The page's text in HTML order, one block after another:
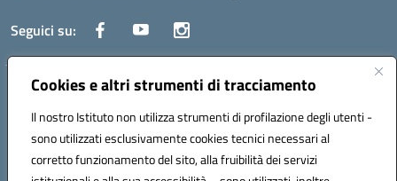
Cookies e altri strumenti di tracciamento
Il nostro Istituto non utilizza strumenti di profilazione degli utenti -
sono utilizzati esclusivamente cookies tecnici necessari al
corretto funzionamento del sito, alla fruibilità dei servizi
Seguici su:
Traversa Fondo d'Orto n.19B - Cap 80053 - Castellammare di Stabia
(NA) - Tel. 0818701043 - Mail: naic847006@istruzione.it - PEC:
Codice meccanografico: NAIC847006 - Codice iPA: istsc_naic847006 -
C.F. 82009060631 - Codice univoco fatturazione elettronica (CUF):